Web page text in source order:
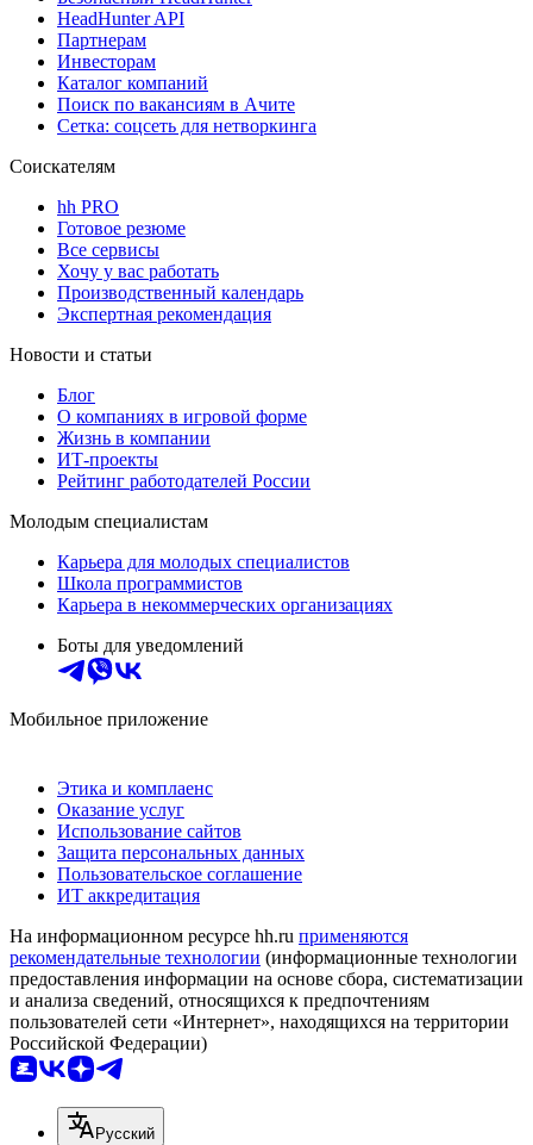
HeadHunter API
Партнерам
Инвесторам
Каталог компаний
Поиск по вакансиям в Ачите
Сетка: соцсеть для нетворкинга
Соискателям
hh PRO
Готовое резюме
Все сервисы
Хочу у вас работать
Производственный календарь
Экспертная рекомендация
Новости и статьи
Блог
О компаниях в игровой форме
Жизнь в компании
ИТ-проекты
Рейтинг работодателей России
Молодым специалистам
Карьера для молодых специалистов
Школа программистов
Карьера в некоммерческих организациях
Боты для уведомлений
Мобильное приложение
Этика и комплаенс
Оказание услуг
Использование сайтов
Защита персональных данных
Пользовательское соглашение
ИТ аккредитация
На информационном ресурсе hh.ru применяются
рекомендательные технологии (информационные технологии
предоставления информации на основе сбора, систематизации
и анализа сведений, относящихся к предпочтениям
пользователей сети «Интернет», находящихся на территории
Российской Федерации)
Русский